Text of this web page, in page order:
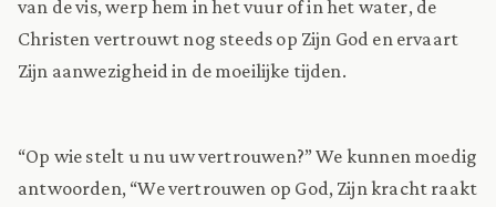
van de vis, werp hem in het vuur of in het water, de
Christen vertrouwt nog steeds op Zijn God en ervaart
Zijn aanwezigheid in de moeilijke tijden.
“Op wie stelt u nu uw vertrouwen?” We kunnen moedig
antwoorden, “We vertrouwen op God, Zijn kracht raakt